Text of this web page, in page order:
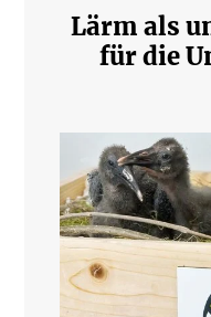
Lärm als
für die